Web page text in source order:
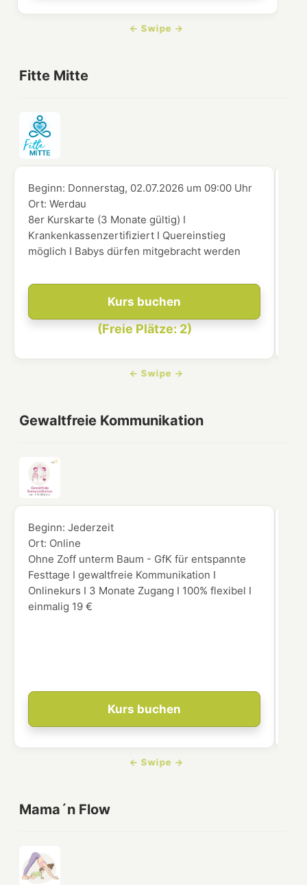
Fitte Mitte
Kurs buchen
(Freie Plätze: 2)
Beginn: Donnerstag, 02.07.2026 um 09:00 Uhr
Ort:Werdau
8er Kurskarte (3 Monate gültig) I
Krankenkassenzertifiziert I Quereinstieg
möglich I Babys dürfen mitgebracht werden
Gewaltfreie Kommunikation
Kurs buchen
Beginn:Jederzeit
Ort: Online
Ohne Zoff unterm Baum - GfK für entspannte
Festtage I gewaltfreie Kommunikation I
Onlinekurs I 3 Monate Zugang I 100% flexibel I
einmalig 19 €
Mama´n Flow